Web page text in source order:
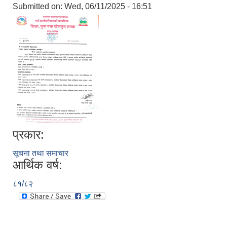
Submitted on: Wed, 06/11/2025 - 16:51
प्रकार:
सूचना तथा समाचार
आर्थिक वर्ष:
८१/८२